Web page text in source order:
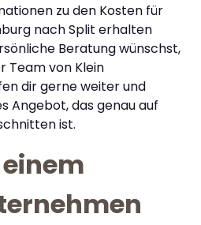
zu den Kosten für
nach Split erhalten
Beratung wünschst,
Team von Klein
dir gerne weiter und
Angebot, das genau auf
ist.